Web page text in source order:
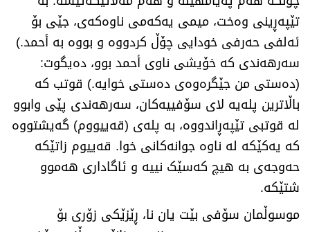
تێپەڕینی وەخت، میمی یەکەمی ناوەکەی، جێی بۆ
ئەلفی حەرفی خودایی چۆڵ کردووە و بووە بە أحمد.)
سەرهەندی کە خۆیشی ناوی أحمد بوو، دەیگوت:
(دەستی من جێگرەوەی دەستی خوایە.) قوتب کە
باڵاترین پلەیە لای سۆفییەکان، سەرهەندی پێی وابوو
لە قوتبی تێپەڕاندووە، بە پلەی (قەییووم) گەیشتووە
کە یەکێکە لە ناوە جوانەکانی خوا. قەییوم زاتێکە
حەوجەی بە هیچ کەسێک نییە و ئاگاداری هەموو
شتێکە.
موسوڵمان سۆفی بێت یان نا، ڕێزێکی زۆری بۆ